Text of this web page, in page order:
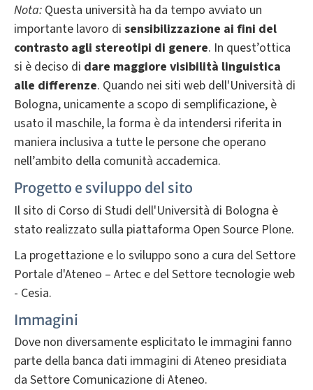
Nota: Questa università ha da tempo avviato un
importante lavoro di sensibilizzazione ai fini del
contrasto agli stereotipi di genere. In quest’ottica
si è deciso di dare maggiore visibilità linguistica
alle differenze. Quando nei siti web dell'Università di
Bologna, unicamente a scopo di semplificazione, è
usato il maschile, la forma è da intendersi riferita in
maniera inclusiva a tutte le persone che operano
nell’ambito della comunità accademica.
Progetto e sviluppo del sito
Il sito di Corso di Studi dell'Università di Bologna è
stato realizzato sulla piattaforma Open Source Plone.
La progettazione e lo sviluppo sono a cura del Settore
Portale d'Ateneo – Artec e del Settore tecnologie web
- Cesia.
Immagini
Dove non diversamente esplicitato le immagini fanno
parte della banca dati immagini di Ateneo presidiata
da Settore Comunicazione di Ateneo.